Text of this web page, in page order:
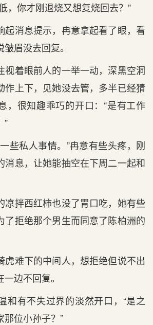
，你才刚退烧又想复烧回去？”
起消息提示，冉意拿起看了眼，看
眉没去回复。
视着眼前人的一举一动，深黑空洞
作上下，见她没去管，多半已经猜
，很知趣乖巧的开口：“是有工作
”
些私人事情。”冉意有些头疼，刚
消息，让她能抽空在下周二一起和
凉拌西红柿也没了胃口吃，她有些
了拒绝那个男生而同意了陈柏洲的
虎难下的中间人，想拒绝但说不出
边不回复。
和有不失过界的淡然开口，“是之
那位小孙子？”